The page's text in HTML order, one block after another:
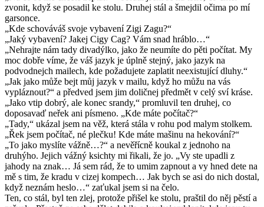
zvonit, když se posadil ke stolu. Druhej stál a šmejdil očima po mí
garsonce.
„Kde schováváš svoje vybavení Zigi Zagu?“
„Jaký vybavení? Jakej Cigy Cag? Vám snad hráblo…“
„Nehrajte nám tady divadýlko, jako že neumíte do pěti počítat. My
moc dobře víme, že váš jazyk je úplně stejný, jako jazyk na
podvodnejch mailech, kde požadujete zaplatit neexistující dluhy.“
„Jak jako může bejt můj jazyk v mailu, když ho můžu na vás
vypláznout?“ a předved jsem jim doličnej předmět v celý sví kráse.
„Jako vtip dobrý, ale konec srandy,“ promluvil ten druhej, co
doposavaď neřek ani písmeno. „Kde máte počítač?“
„Tady,“ ukázal jsem na věž, která stála v rohu pod malym stolkem.
„Řek jsem počítač, né plečku! Kde máte mašinu na hekování?“
„To jako myslíte vážně…?“ a nevěřícně koukal z jednoho na
druhýho. Jejich vážný ksichty mi řikali, že jo. „Vy ste upadli z
jahody na znak… Já sem rád, že to umim zapnout a vy hned dete na
mě s tim, že kradu v cizej kompech… Jak bych se asi do nich dostal,
když neznám heslo…“ zaťukal jsem si na čelo.
Ten, co stál, byl ten zlej, protože přišel ke stolu, praštil do něj pěstí a